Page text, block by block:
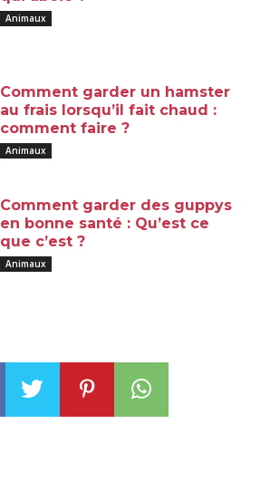
Animaux
Comment garder un hamster
au frais lorsqu’il fait chaud :
comment faire ?
Animaux
Comment garder des guppys
en bonne santé : Qu’est ce
que c’est ?
Animaux